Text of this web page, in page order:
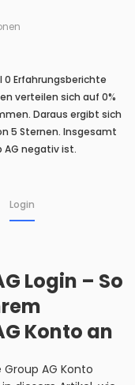
Erfahrungsberichte
verteilen sich auf 0%
Daraus ergibt sich
5 Sternen. Insgesamt
AG negativ ist.
Login
Login – So
Konto an
AG Konto